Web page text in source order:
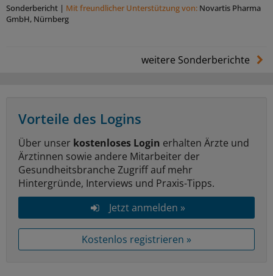
Sonderbericht | Mit freundlicher Unterstützung von: Novartis Pharma
GmbH, Nürnberg
weitere Sonderberichte
Vorteile des Logins
Über unser kostenloses Login erhalten Ärzte und
Ärztinnen sowie andere Mitarbeiter der
Gesundheitsbranche Zugriff auf mehr
Hintergründe, Interviews und Praxis-Tipps.
Jetzt anmelden »
Kostenlos registrieren »